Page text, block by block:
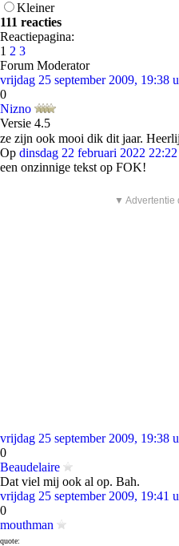
Kleiner
111 reacties
Reactiepagina:
1 2 3
Forum Moderator
vrijdag 25 september 2009, 19:38
0
Nizno
Versie 4.5
ze zijn ook mooi dik dit jaar.
Op dinsdag 22 februari 2022 22:22
een onzinnige tekst op FOK!
▼ Advertentie
vrijdag 25 september 2009, 19:38
0
Beaudelaire
Dat viel mij ook al op. Bah.
vrijdag 25 september 2009, 19:41
0
mouthman
quote: